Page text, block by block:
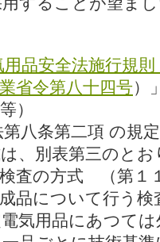
用品安全法施行規
省令第八十四号）
）
八条第二項 の規
、別表第三のと
査の方式 （第１
について行う検
気用品にあつて